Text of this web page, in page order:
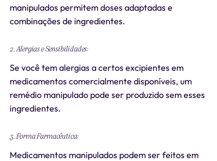
manipulados permitem doses adaptadas e
combinações de ingredientes.
2. Alergias e Sensibilidades:
Se você tem alergias a certos excipientes em
medicamentos comercialmente disponíveis, um
remédio manipulado pode ser produzido sem esses
ingredientes.
3. Forma Farmacêutica:
Medicamentos manipulados podem ser feitos em